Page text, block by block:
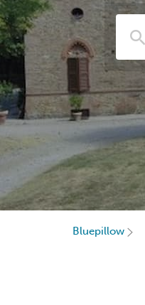
Bluepillow